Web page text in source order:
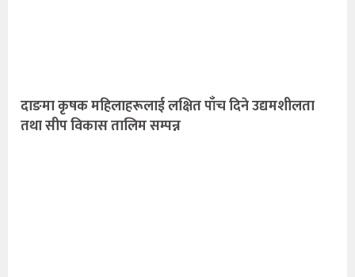
दाङमा कृषक महिलाहरूलाई लक्षित पाँच दिने उद्यमशीलता
तथा सीप विकास तालिम सम्पन्न